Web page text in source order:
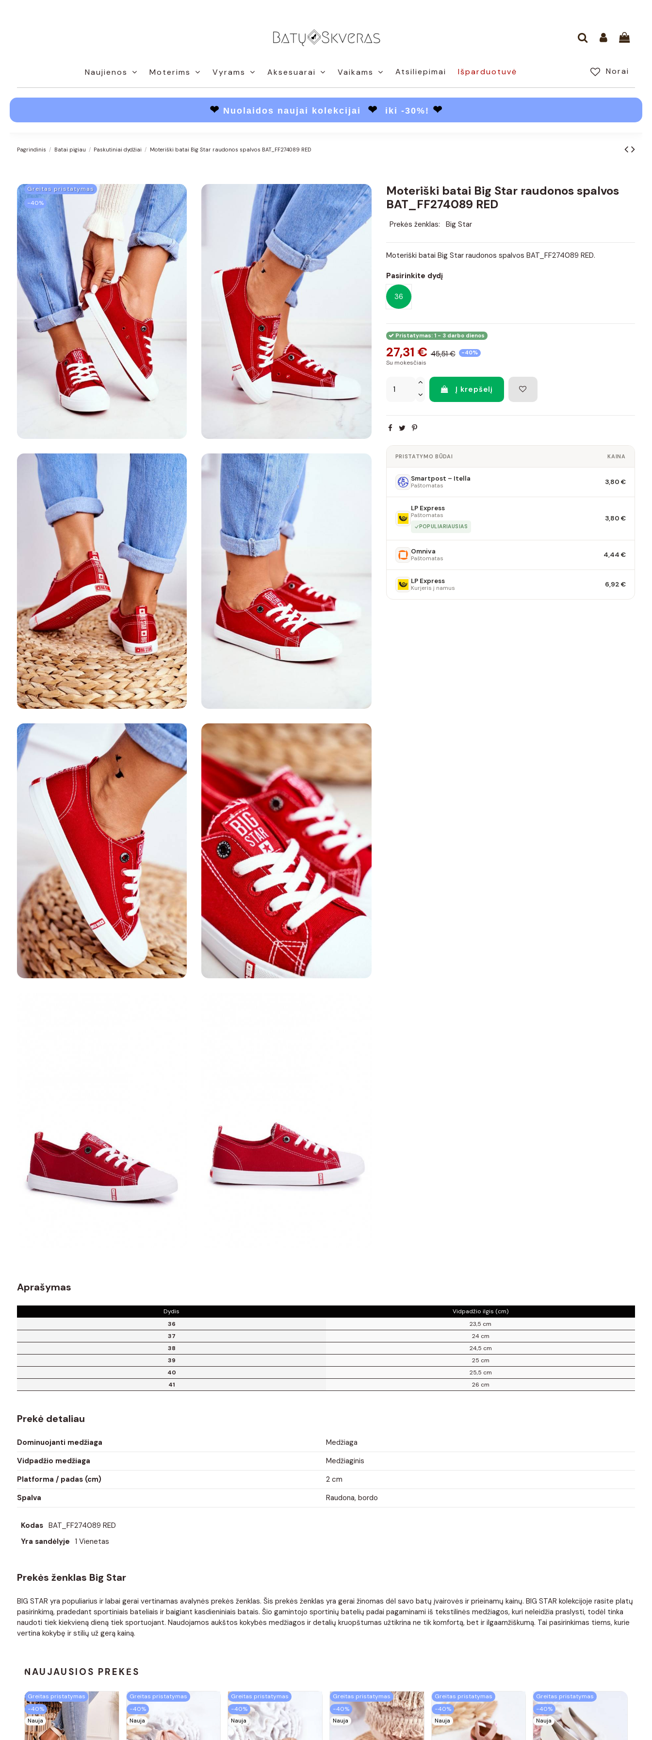
Naujienos Moterims Vyrams Aksesuarai Vaikams Atsiliepimai Norai
Išparduotuvė
❤ Nuolaidos naujai kolekcijai ❤ iki -30%! ❤
Pagrindinis Batai pigiau Paskutiniai dydžiai Moteriški batai Big Star raudonos spalvos BAT_FF274089 RED
Greitas pristatymas
−40%
Moteriški batai Big Star raudonos spalvos
BAT_FF274089 RED
Prekės ženklas: Big Star
Moteriški batai Big Star raudonos spalvos BAT_FF274089 RED.
Pasirinkite dydį
36
Pristatymas: 1 - 3 darbo dienos
27,31 € 45,51 € -40%
Su mokesčiais
Į krepšelį
PRISTATYMO BŪDAI KAINA
Smartpost – Itella
Paštomatas 3,80 €
LP Express
Paštomatas
POPULIARIAUSIAS
3,80 €
Omniva
Paštomatas 4,44 €
LP Express
Kurjeris į namus 6,92 €
Aprašymas
Dydis
Vidpadžio ilgis (cm)
36
23,5 cm
37
24 cm
38
24,5 cm
39
25 cm
40
25,5 cm
41
26 cm
Prekė detaliau
Dominuojanti medžiaga
Medžiaga
Vidpadžio medžiaga
Medžiaginis
Platforma / padas (cm)
2 cm
Spalva
Raudona, bordo
Kodas BAT_FF274089 RED
Yra sandėlyje 1 Vienetas
Prekės ženklas Big Star
BIG STAR yra populiarius ir labai gerai vertinamas avalynės prekės ženklas. Šis prekės ženklas yra gerai žinomas dėl savo batų įvairovės ir prieinamų kainų. BIG STAR kolekcijoje rasite platų
pasirinkimą, pradedant sportiniais bateliais ir baigiant kasdieniniais batais. Šio gamintojo sportinių batelių padai pagaminami iš tekstilinės medžiagos, kuri neleidžia praslysti, todėl tinka
naudoti tiek kiekvieną dieną tiek sportuojant. Naudojamos aukštos kokybės medžiagos ir detalių kruopštumas užtikrina ne tik komfortą, bet ir ilgaamžiškumą. Tai pasirinkimas tiems, kurie
vertina kokybę ir stilių už gerą kainą.
NAUJAUSIOS PREKĖS
Greitas pristatymas
−40%
Nauja
Greitas pristatymas
−40%
Nauja
Greitas pristatymas
−40%
Nauja
Greitas pristatymas
−40%
Nauja
Greitas pristatymas
−40%
Nauja
Greitas pristatymas
−40%
Nauja